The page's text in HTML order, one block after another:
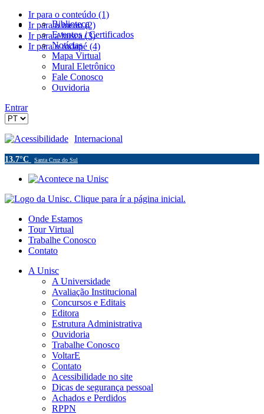
Ir para o conteúdo (1)
Ir para o menu (2)
Ir para a busca (3)
Ir para o rodapé (4)
Biblioteca
Eventos / Certificados
Notícias
Mapa Virtual
Mural Eletrônico
Fale Conosco
Ouvidoria
Entrar
Acessibilidade Internacional
13.7°C Santa Cruz do Sul
Onde Estamos
Tour Virtual
Trabalhe Conosco
Contato
A Unisc
A Universidade
Avaliação Institucional
Concursos e Editais
Editora
Estrutura Administrativa
Ouvidoria
Trabalhe Conosco
VoltarE
Contato
Acessibilidade no site
Dicas de segurança pessoal
Achados e Perdidos
RPPN